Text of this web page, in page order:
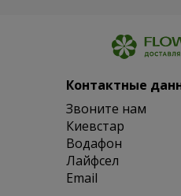
Контактные
Звоните нам
Киевстар
Водафон
Лайфсел
Email